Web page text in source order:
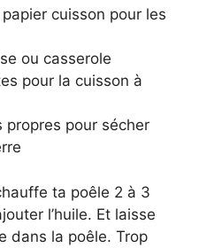
cuisson pour les
ou casserole
pour la cuisson à
propres pour sécher
ta poêle 2 à 3
l’huile. Et laisse
dans la poêle. Trop